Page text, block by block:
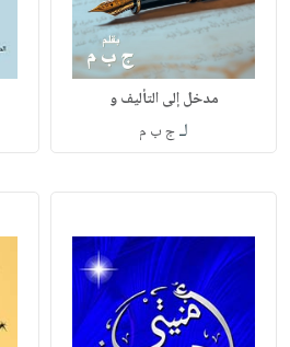
مدخل إلى التأليف و
لـج ب م